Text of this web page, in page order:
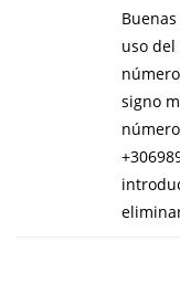
uso
signo